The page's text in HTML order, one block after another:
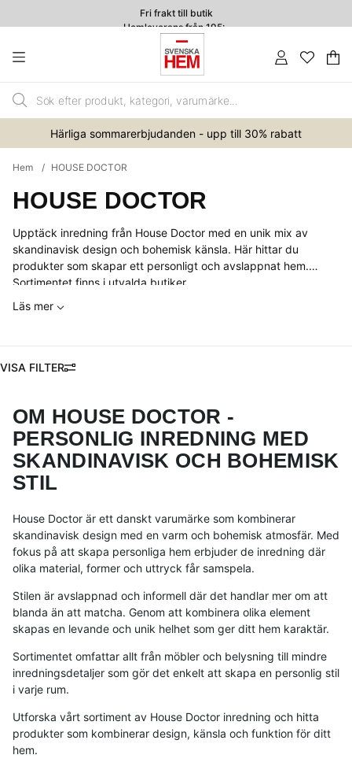
Fri frakt till butik
Hemleverans från 195:-
.
Härliga sommarerbjudanden - upp till 30% rabatt
Hem HOUSE DOCTOR
HOUSE DOCTOR
Upptäck inredning från House Doctor med en unik mix av
skandinavisk design och bohemisk känsla. Här hittar du
produkter som skapar ett personligt och avslappnat hem.
Sortimentet finns i utvalda butiker
Läs mer
FILTRERA
OM HOUSE DOCTOR -
PERSONLIG INREDNING MED
SKANDINAVISK OCH BOHEMISK
STIL
House Doctor är ett danskt varumärke som kombinerar
skandinavisk design med en varm och bohemisk atmosfär. Med
fokus på att skapa personliga hem erbjuder de inredning där
olika material, former och uttryck får samspela.
Stilen är avslappnad och informell där det handlar mer om att
blanda än att matcha. Genom att kombinera olika element
skapas en levande och unik helhet som ger ditt hem karaktär.
Sortimentet omfattar allt från möbler och belysning till mindre
inredningsdetaljer som gör det enkelt att skapa en personlig stil
i varje rum.
Utforska vårt sortiment av House Doctor inredning och hitta
produkter som kombinerar design, känsla och funktion för ditt
hem.